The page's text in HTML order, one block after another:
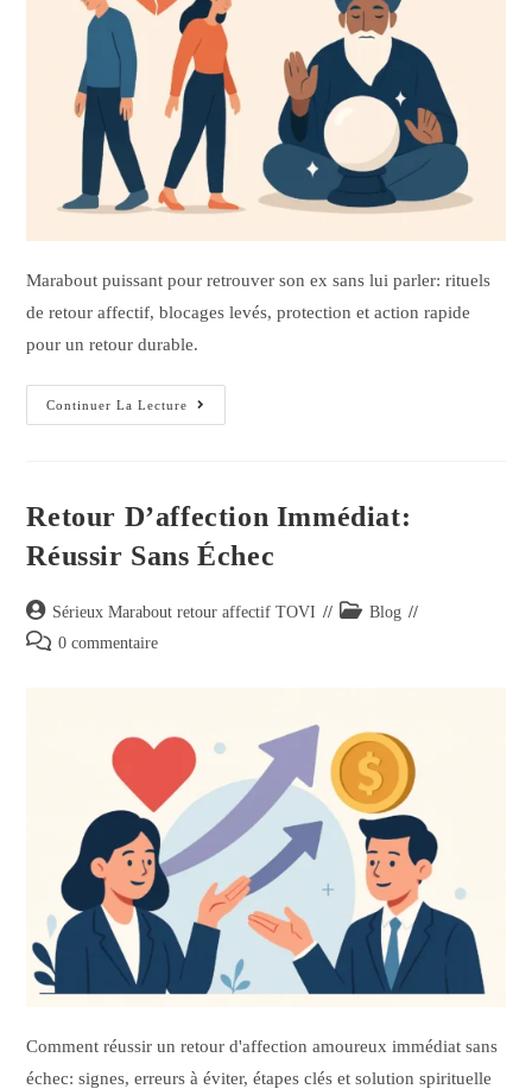
Marabout puissant pour retrouver son ex sans lui parler: rituels
de retour affectif, blocages levés, protection et action rapide
pour un retour durable.
Continuer La Lecture
Retour D’affection Immédiat:
Réussir Sans Échec
Sérieux Marabout retour affectif TOVI
Blog
0 commentaire
Comment réussir un retour d'affection amoureux immédiat sans
échec: signes, erreurs à éviter, étapes clés et solution spirituelle